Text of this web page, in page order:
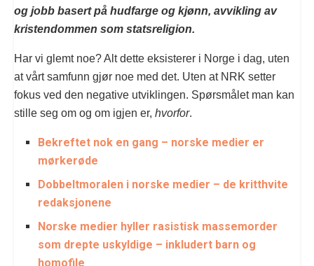
og jobb basert på hudfarge og kjønn, avvikling av
kristendommen som statsreligion.
Har vi glemt noe? Alt dette eksisterer i Norge i dag, uten
at vårt samfunn gjør noe med det. Uten at NRK setter
fokus ved den negative utviklingen. Spørsmålet man kan
stille seg om og om igjen er, hvorfor.
Bekreftet nok en gang – norske medier er
mørkerøde
Dobbeltmoralen i norske medier – de kritthvite
redaksjonene
Norske medier hyller rasistisk massemorder
som drepte uskyldige – inkludert barn og
homofile